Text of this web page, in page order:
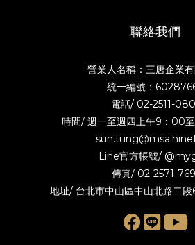
聯絡我們
營業人名稱：三唐企業
統一編號：
電話/ 02-2511-
時間/ 週一至週四上午9：00
Line官方帳號/
傳真/ 02-2571-
地址/ 台北市中山區中山北路二段